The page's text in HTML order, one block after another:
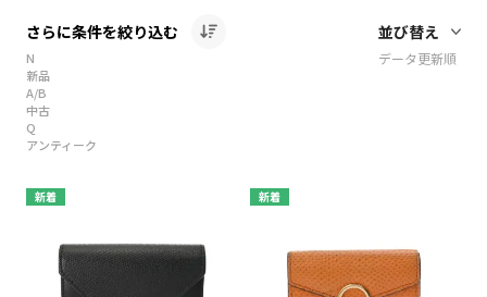
さらに条件を絞り込む
N
新品
A/B
中古
Q
アンティーク
データ更新順
新着 新着